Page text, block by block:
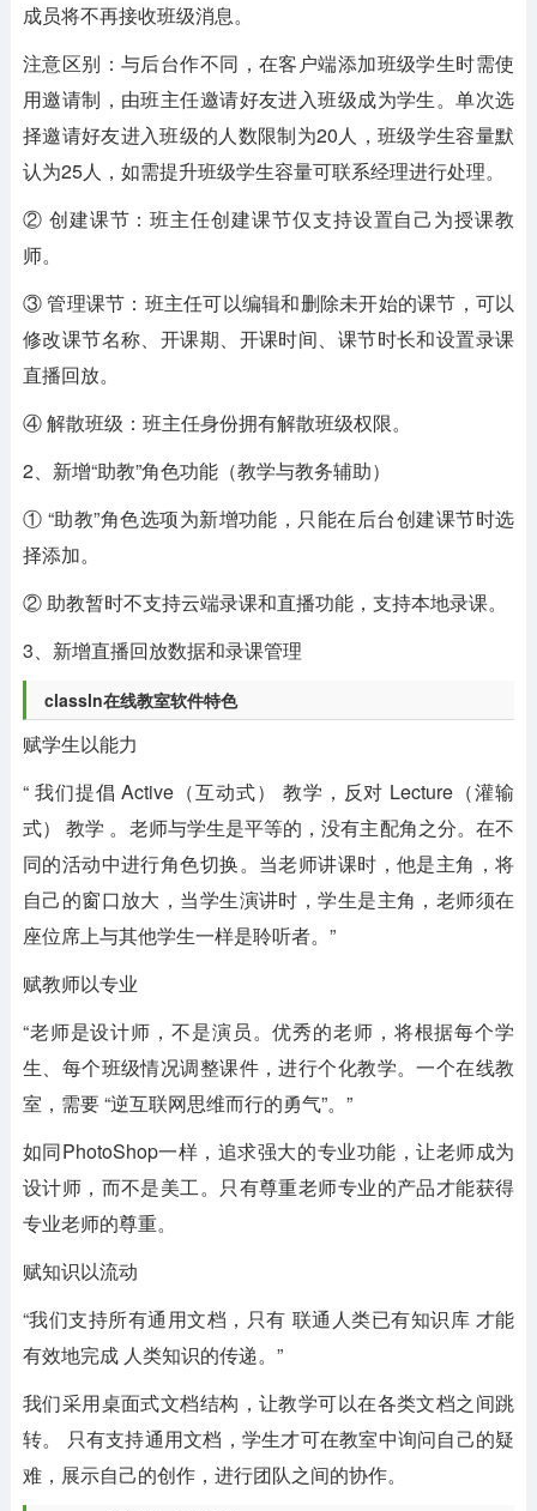
成员将不再接收班级消息。
注意区别：与后台作不同，在客户端添加班级学生时需使
用邀请制，由班主任邀请好友进入班级成为学生。单次选
择邀请好友进入班级的人数限制为20人，班级学生容量默
认为25人，如需提升班级学生容量可联系经理进行处理。
② 创建课节：班主任创建课节仅支持设置自己为授课教
师。
③ 管理课节：班主任可以编辑和删除未开始的课节，可以
修改课节名称、开课期、开课时间、课节时长和设置录课
直播回放。
④ 解散班级：班主任身份拥有解散班级权限。
2、新增“助教”角色功能（教学与教务辅助）
① “助教”角色选项为新增功能，只能在后台创建课节时选
择添加。
② 助教暂时不支持云端录课和直播功能，支持本地录课。
3、新增直播回放数据和录课管理
classln在线教室软件特色
赋学生以能力
“ 我们提倡 Active（互动式） 教学，反对 Lecture（灌输
式） 教学 。老师与学生是平等的，没有主配角之分。在不
同的活动中进行角色切换。当老师讲课时，他是主角，将
自己的窗口放大，当学生演讲时，学生是主角，老师须在
座位席上与其他学生一样是聆听者。”
赋教师以专业
“老师是设计师，不是演员。优秀的老师，将根据每个学
生、每个班级情况调整课件，进行个化教学。一个在线教
室，需要 “逆互联网思维而行的勇气”。”
如同PhotoShop一样，追求强大的专业功能，让老师成为
设计师，而不是美工。只有尊重老师专业的产品才能获得
专业老师的尊重。
赋知识以流动
“我们支持所有通用文档，只有 联通人类已有知识库 才能
有效地完成 人类知识的传递。”
我们采用桌面式文档结构，让教学可以在各类文档之间跳
转。 只有支持通用文档，学生才可在教室中询问自己的疑
难，展示自己的创作，进行团队之间的协作。